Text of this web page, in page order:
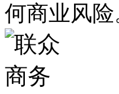
何商业风险